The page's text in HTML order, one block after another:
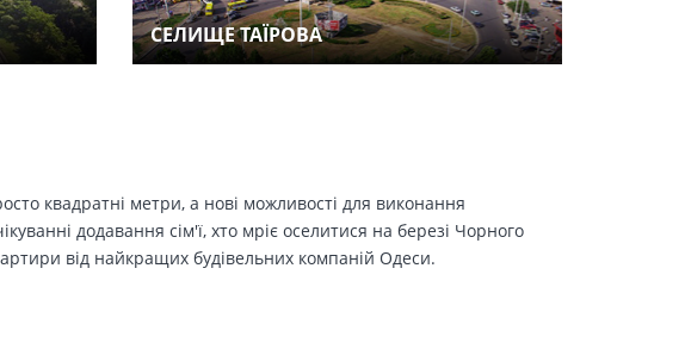
СЕЛИЩЕ ТАЇРОВА
квадратні метри, а нові можливості для виконання
додавання сім'ї, хто мріє оселитися на березі Чорного
від найкращих будівельних компаній Одеси.